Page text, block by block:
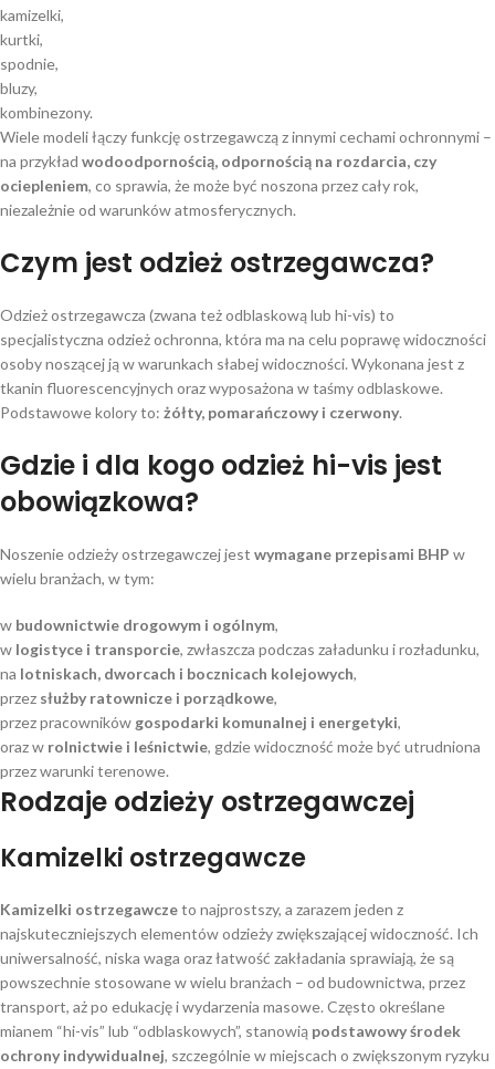
kamizelki,
kurtki,
spodnie,
bluzy,
kombinezony.
Wiele modeli łączy funkcję ostrzegawczą z innymi cechami ochronnymi –
na przykład wodoodpornością, odpornością na rozdarcia, czy
ociepleniem, co sprawia, że może być noszona przez cały rok,
niezależnie od warunków atmosferycznych.
Czym jest odzież ostrzegawcza?
Odzież ostrzegawcza (zwana też odblaskową lub hi-vis) to
specjalistyczna odzież ochronna, która ma na celu poprawę widoczności
osoby noszącej ją w warunkach słabej widoczności. Wykonana jest z
tkanin fluorescencyjnych oraz wyposażona w taśmy odblaskowe.
Podstawowe kolory to: żółty, pomarańczowy i czerwony.
Gdzie i dla kogo odzież hi-vis jest
obowiązkowa?
Noszenie odzieży ostrzegawczej jest wymagane przepisami BHP w
wielu branżach, w tym:
w budownictwie drogowym i ogólnym,
w logistyce i transporcie, zwłaszcza podczas załadunku i rozładunku,
na lotniskach, dworcach i bocznicach kolejowych,
przez służby ratownicze i porządkowe,
przez pracowników gospodarki komunalnej i energetyki,
oraz w rolnictwie i leśnictwie, gdzie widoczność może być utrudniona
przez warunki terenowe.
Rodzaje odzieży ostrzegawczej
Kamizelki ostrzegawcze
Kamizelki ostrzegawczeto najprostszy, a zarazem jeden z
najskuteczniejszych elementów odzieży zwiększającej widoczność. Ich
uniwersalność, niska waga oraz łatwość zakładania sprawiają, że są
powszechnie stosowane w wielu branżach – od budownictwa, przez
transport, aż po edukację i wydarzenia masowe. Często określane
mianem “hi-vis” lub “odblaskowych”, stanowią podstawowy środek
ochrony indywidualnej, szczególnie w miejscach o zwiększonym ryzyku